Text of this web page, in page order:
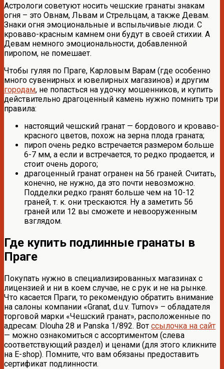
Астрологи советуют носить чешские гранаты знакам
огня – это Овнам, Львам и Стрельцам, а также Девам.
Знаки огня эмоциональные и вспыльчивые люди. С
кроваво-красным камнем они будут в своей стихии. А
Девам немного эмоциональности, добавленной
пиропом, не помешает.
Чтобы гуляя по Праге, Карловым Варам (где особенно
много сувенирных и ювелирных магазинов) и другим
городам, не попасться на удочку мошенников, и купить
действительно драгоценный камень нужно помнить три
правила:
настоящий чешский гранат — бордового и кроваво-
красного цветов, похож на зерна плода граната;
пироп очень редко встречается размером больше
6-7 мм, а если и встречается, то редко продается, и
стоит очень дорого;
драгоценный гранат огранен на 56 граней. Считать,
конечно, не нужно, да это почти невозможно.
Подделки редко гранят больше чем на 10-12
граней, т. к. они трескаются. Ну а заметить 56
граней или 12 вы сможете и невооруженным
взглядом.
Где купить подлинные гранаты в
Праге
Покупать нужно в специализированных магазинах с
лицензией и ни в коем случае, не с рук и не на рынке.
Что касается Праги, то рекомендую обратить внимание
на салоны компании «Granat, d.u.v. Turnov» – обладателя
торговой марки «Чешский гранат», расположенные по
адресам: Dlouha 28 и Panska 1/892. Вот ссылочка на сайт
— можно ознакомиться с ассортиментом (слева
соответствующий раздел) и ценами (для этого кликните
на E-shop). Помните, что вам обязаны предоставить
сертификат подлинности.